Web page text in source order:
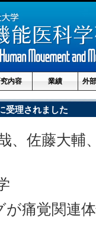
内容 業績 外
受理されました
、佐藤大輔
が痛覚関連